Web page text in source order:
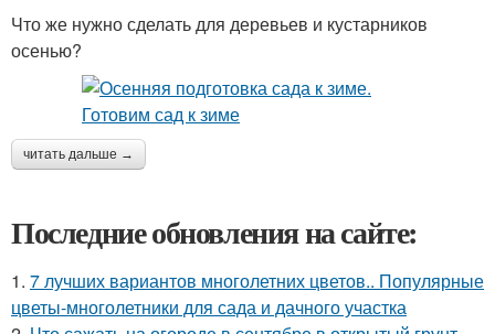
Что же нужно сделать для деревьев и кустарников
осенью?
читать дальше →
Последние обновления на сайте:
1. 7 лучших вариантов многолетних цветов.. Популярные
цветы-многолетники для сада и дачного участка